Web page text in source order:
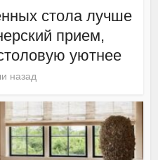
стола лучше
прием,
уютнее
назад